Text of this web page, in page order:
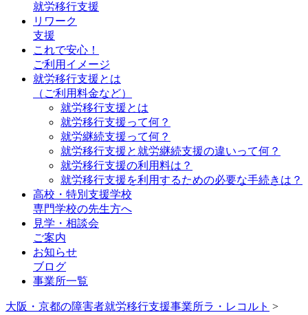
就労移行支援
リワーク
支援
これで安心！
ご利用イメージ
就労移行支援とは
（ご利用料金など）
就労移行支援とは
就労移行支援って何？
就労継続支援って何？
就労移行支援と就労継続支援の違いって何？
就労移行支援の利用料は？
就労移行支援を利用するための必要な手続きは？
高校・特別支援学校
専門学校の先生方へ
見学・相談会
ご案内
お知らせ
ブログ
事業所一覧
大阪・京都の障害者就労移行支援事業所ラ・レコルト >